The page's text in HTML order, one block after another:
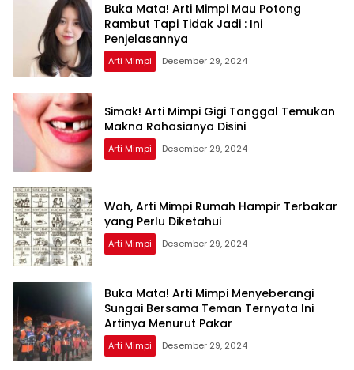
Buka Mata! Arti Mimpi Mau Potong
Rambut Tapi Tidak Jadi : Ini
Penjelasannya
Arti Mimpi Desember 29, 2024
Simak! Arti Mimpi Gigi Tanggal Temukan
Makna Rahasianya Disini
Arti Mimpi Desember 29, 2024
Wah, Arti Mimpi Rumah Hampir Terbakar
yang Perlu Diketahui
Arti Mimpi Desember 29, 2024
Buka Mata! Arti Mimpi Menyeberangi
Sungai Bersama Teman Ternyata Ini
Artinya Menurut Pakar
Arti Mimpi Desember 29, 2024